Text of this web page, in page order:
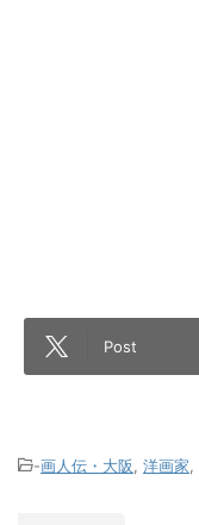
Post
-画人伝・大阪 洋画家